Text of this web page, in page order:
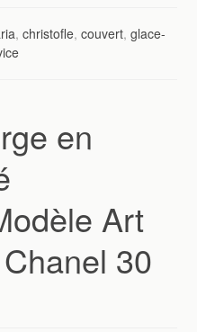
,christofle,couvert,glace-
en
Art
30